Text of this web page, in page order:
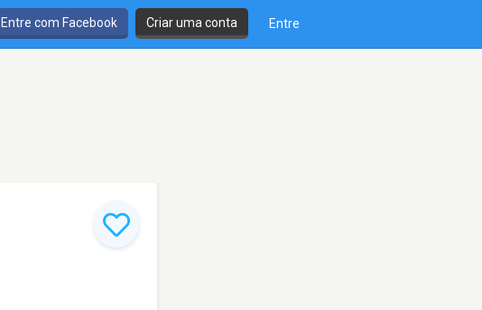
Entre com Facebook Criar uma conta Entre